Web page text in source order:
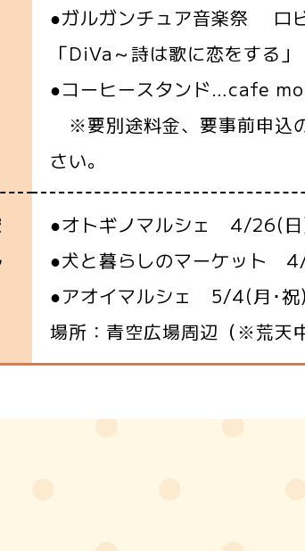
●ガルガンチュア音楽祭 ロ
「DiVa～詩は歌に恋をする」
●コーヒースタンド…cafe
※要別途料金、要事前申込
さい。
●オトギノマルシェ 4/26(
●犬と暮らしのマーケット
●アオイマルシェ 5/4(月･
場所：青空広場周辺（※荒天